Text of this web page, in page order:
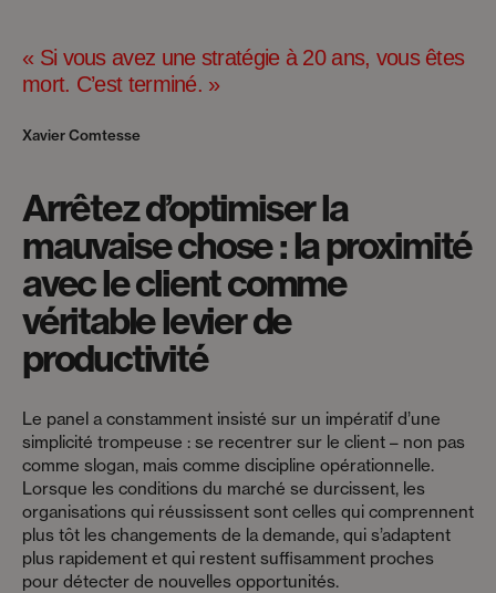
« Si vous avez une stratégie à 20 ans, vous êtes
mort. C’est terminé. »
Xavier Comtesse
Arrêtez d’optimiser la
mauvaise chose : la proximité
avec le client comme
véritable levier de
productivité
Le panel a constamment insisté sur un impératif d’une
simplicité trompeuse : se recentrer sur le client – non pas
comme slogan, mais comme discipline opérationnelle.
Lorsque les conditions du marché se durcissent, les
organisations qui réussissent sont celles qui comprennent
plus tôt les changements de la demande, qui s’adaptent
plus rapidement et qui restent suffisamment proches
pour détecter de nouvelles opportunités.